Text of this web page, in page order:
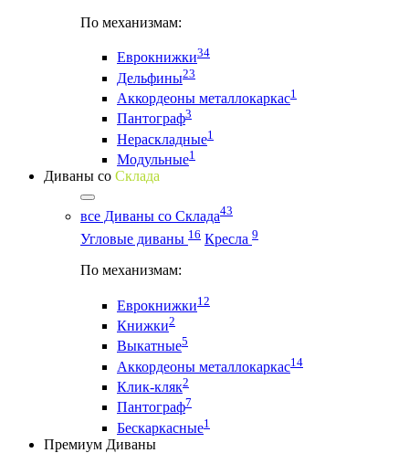
По механизмам:
Еврокнижки34
Дельфины23
Аккордеоны металлокаркас1
Пантограф3
Нераскладные1
Модульные1
Диваны со Склада
все Диваны со Склада43
Угловые диваны 16 Кресла 9
По механизмам:
Еврокнижки12
Книжки2
Выкатные5
Аккордеоны металлокаркас14
Клик-кляк2
Пантограф7
Бескаркасные1
Премиум Диваны